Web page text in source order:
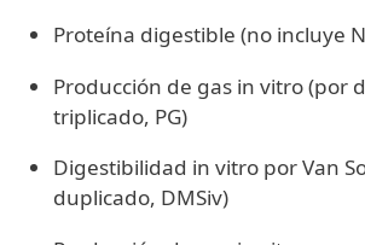
Proteína digestible (no incluye
Producción de gas in vitro (por
triplicado, PG)
Digestibilidad in vitro por Van
duplicado, DMSiv)